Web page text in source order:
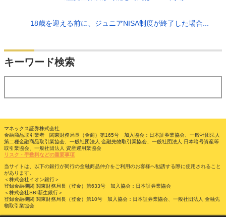
18歳を迎える前に、ジュニアNISA制度が終了した場合...
キーワード検索
マネックス証券株式会社
金融商品取引業者 関東財務局長（金商）第165号 加入協会：日本証券業協会、一般社団法人
第二種金融商品取引業協会、一般社団法人 金融先物取引業協会、一般社団法人 日本暗号資産等
取引業協会、一般社団法人 資産運用業協会
リスク・手数料などの重要事項
当サイトは、以下の銀行が同行の金融商品仲介をご利用のお客様へ勧誘する際に使用されること
があります。
＜株式会社イオン銀行＞
登録金融機関 関東財務局長（登金）第633号 加入協会：日本証券業協会
＜株式会社SBI新生銀行＞
登録金融機関 関東財務局長（登金）第10号 加入協会：日本証券業協会、一般社団法人 金融先
物取引業協会